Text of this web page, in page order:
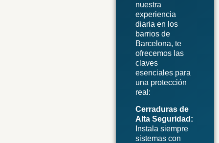
nuestra
experiencia
diaria en los
barrios de
Barcelona, te
ofrecemos las
claves
esenciales para
una protección
real:
Cerraduras de
Alta Seguridad:
Instala siempre
sistemas con